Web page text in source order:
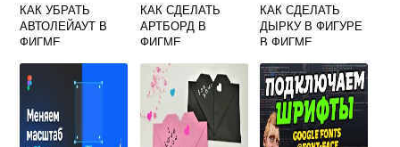
КАК УБРАТЬ
АВТОЛЕЙАУТ В
ФИГМЕ
КАК СДЕЛАТЬ
АРТБОРД В
ФИГМЕ
КАК СДЕЛАТЬ
ДЫРКУ В ФИГУРЕ
В ФИГМЕ